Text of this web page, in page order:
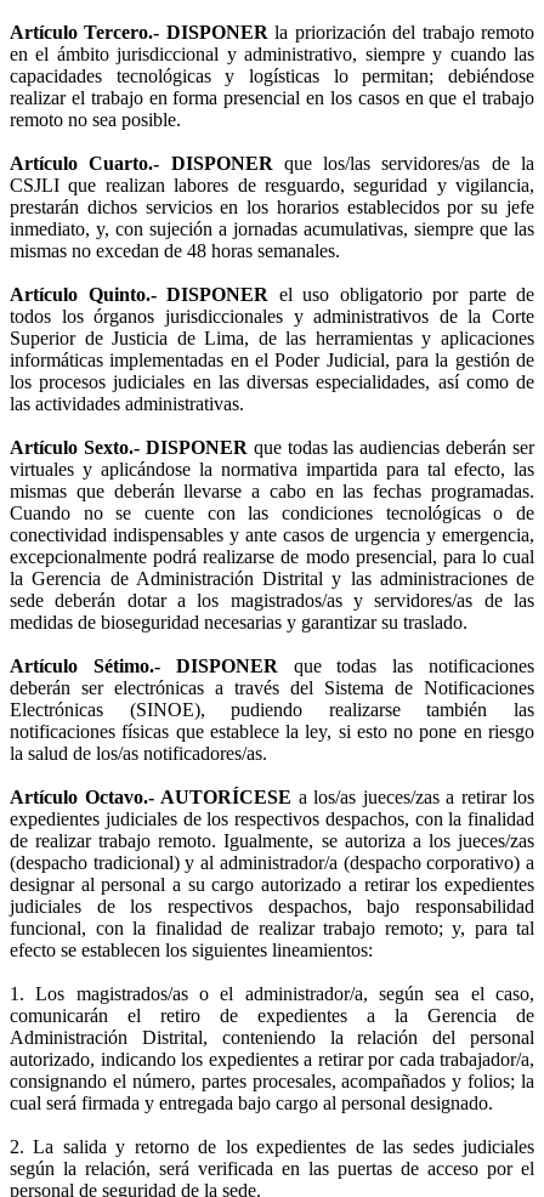
Artículo Tercero.- DISPONER la priorización del trabajo remoto
en el ámbito jurisdiccional y administrativo, siempre y cuando las
capacidades tecnológicas y logísticas lo permitan; debiéndose
realizar el trabajo en forma presencial en los casos en que el trabajo
remoto no sea posible.
Artículo Cuarto.- DISPONER que los/las servidores/as de la
CSJLI que realizan labores de resguardo, seguridad y vigilancia,
prestarán dichos servicios en los horarios establecidos por su jefe
inmediato, y, con sujeción a jornadas acumulativas, siempre que las
mismas no excedan de 48 horas semanales.
Artículo Quinto.- DISPONER el uso obligatorio por parte de
todos los órganos jurisdiccionales y administrativos de la Corte
Superior de Justicia de Lima, de las herramientas y aplicaciones
informáticas implementadas en el Poder Judicial, para la gestión de
los procesos judiciales en las diversas especialidades, así como de
las actividades administrativas.
Artículo Sexto.- DISPONER que todas las audiencias deberán ser
virtuales y aplicándose la normativa impartida para tal efecto, las
mismas que deberán llevarse a cabo en las fechas programadas.
Cuando no se cuente con las condiciones tecnológicas o de
conectividad indispensables y ante casos de urgencia y emergencia,
excepcionalmente podrá realizarse de modo presencial, para lo cual
la Gerencia de Administración Distrital y las administraciones de
sede deberán dotar a los magistrados/as y servidores/as de las
medidas de bioseguridad necesarias y garantizar su traslado.
Artículo Sétimo.- DISPONER que todas las notificaciones
deberán ser electrónicas a través del Sistema de Notificaciones
Electrónicas (SINOE), pudiendo realizarse también las
notificaciones físicas que establece la ley, si esto no pone en riesgo
la salud de los/as notificadores/as.
Artículo Octavo.- AUTORÍCESE a los/as jueces/zas a retirar los
expedientes judiciales de los respectivos despachos, con la finalidad
de realizar trabajo remoto. Igualmente, se autoriza a los jueces/zas
(despacho tradicional) y al administrador/a (despacho corporativo) a
designar al personal a su cargo autorizado a retirar los expedientes
judiciales de los respectivos despachos, bajo responsabilidad
funcional, con la finalidad de realizar trabajo remoto; y, para tal
efecto se establecen los siguientes lineamientos:
1. Los magistrados/as o el administrador/a, según sea el caso,
comunicarán el retiro de expedientes a la Gerencia de
Administración Distrital, conteniendo la relación del personal
autorizado, indicando los expedientes a retirar por cada trabajador/a,
consignando el número, partes procesales, acompañados y folios; la
cual será firmada y entregada bajo cargo al personal designado.
2. La salida y retorno de los expedientes de las sedes judiciales
según la relación, será verificada en las puertas de acceso por el
personal de seguridad de la sede.